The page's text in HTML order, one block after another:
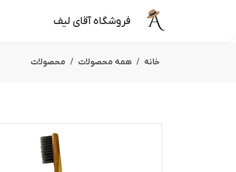
فروشگاه آقای لیف
خانه همه محصولات محصولات